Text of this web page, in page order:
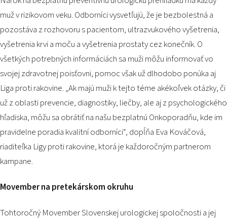
muž v rizikovom veku. Odborníci vysvetľujú, že je bezbolestná a
pozostáva z rozhovoru s pacientom, ultrazvukového vyšetrenia,
vyšetrenia krvi a moču a vyšetrenia prostaty cez konečník. O
všetkých potrebných informáciách sa muži môžu informovať vo
svojej zdravotnej poisťovni, pomoc však už dlhodobo ponúka aj
Liga proti rakovine. „Ak majú muži k tejto téme akékoľvek otázky, či
už z oblasti prevencie, diagnostiky, liečby, ale aj z psychologického
hľadiska, môžu sa obrátiť na našu bezplatnú Onkoporadňu, kde im
pravidelne poradia kvalitní odborníci“, dopĺňa Eva Kováčová,
riaditeľka Ligy proti rakovine, ktorá je každoročným partnerom
kampane.
Movember na pretekárskom okruhu
Tohtoročný Movember Slovenskej urologickej spoločnosti a jej